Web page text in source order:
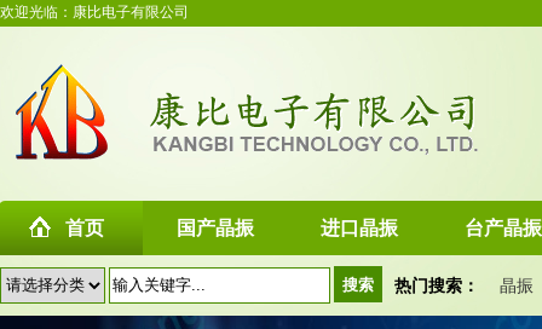
欢迎光临：康比电子有限公司
首页 国产晶振 进口晶振 台产晶振
热门搜索： 晶振